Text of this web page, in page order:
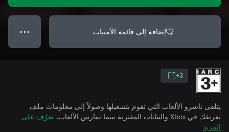
إضافة إلى قائمة الأمنيات ● ● ●
3+
يتلقى ناشرو الألعاب التي تقوم بتشغيلها وصولاً إلى معلومات ملف
تعريفك في Xbox والبيانات المقترنة بينما تمارس الألعاب.
تعرّف على
المزيد